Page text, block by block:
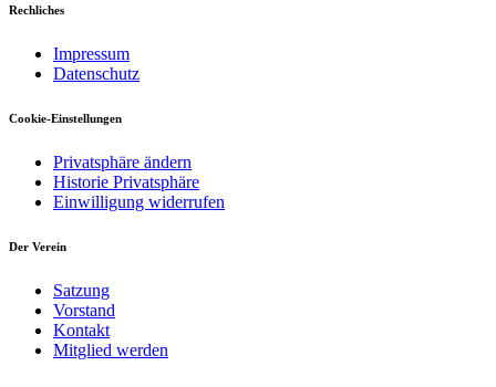
Rechliches
Impressum
Datenschutz
Cookie-Einstellungen
Privatsphäre ändern
Historie Privatsphäre
Einwilligung widerrufen
Der Verein
Satzung
Vorstand
Kontakt
Mitglied werden